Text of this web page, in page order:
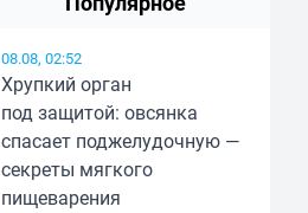
08.08, 02:52
Хрупкий орган
под защитой: овсянка
спасает поджелудочную —
секреты мягкого
пищеварения